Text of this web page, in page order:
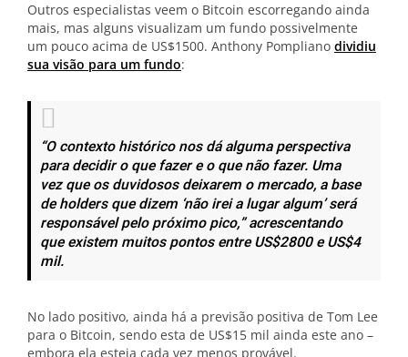
Outros especialistas veem o Bitcoin escorregando ainda
mais, mas alguns visualizam um fundo possivelmente
um pouco acima de US$1500. Anthony Pompliano dividiu
sua visão para um fundo:
“O contexto histórico nos dá alguma perspectiva
para decidir o que fazer e o que não fazer. Uma
vez que os duvidosos deixarem o mercado, a base
de holders que dizem ‘não irei a lugar algum’ será
responsável pelo próximo pico,”acrescentando
que existem muitos pontos entre US$2800 e US$4
mil.
No lado positivo, ainda há a previsão positiva de Tom Lee
para o Bitcoin, sendo esta de US$15 mil ainda este ano –
embora ela esteja cada vez menos provável.